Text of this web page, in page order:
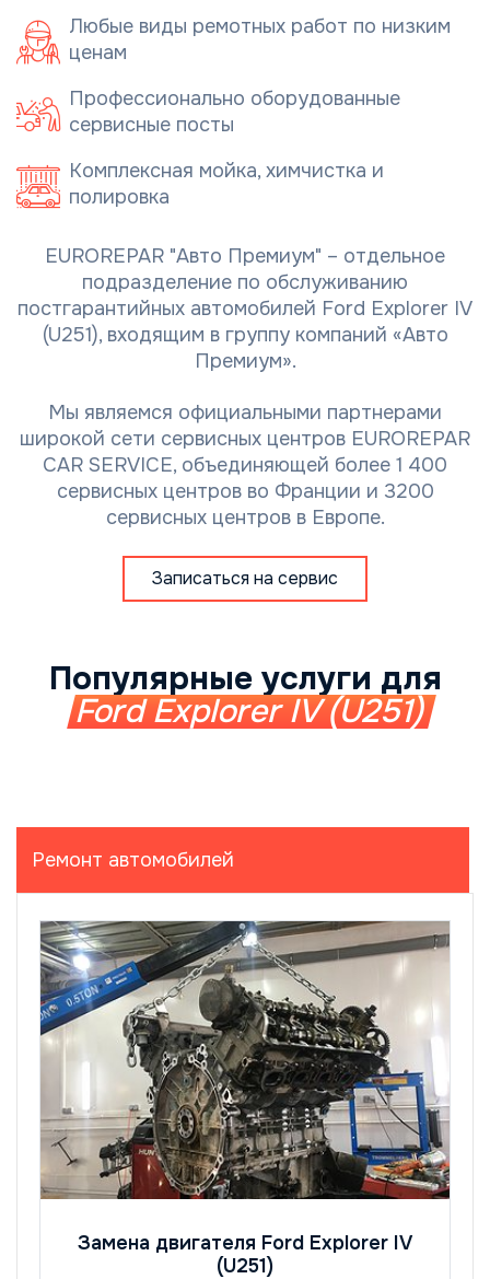
Любые виды ремотных работ по низким
ценам
Профессионально оборудованные
сервисные посты
Комплексная мойка, химчистка и
полировка
EUROREPAR "Авто Премиум" – отдельное
подразделение по обслуживанию
постгарантийных автомобилей Ford Explorer IV
(U251), входящим в группу компаний «Авто
Премиум».
Мы являемся официальными партнерами
широкой сети сервисных центров EUROREPAR
CAR SERVICE, объединяющей более 1 400
сервисных центров во Франции и 3200
сервисных центров в Европе.
Записаться на сервис
Популярные услуги для
Ford Explorer IV (U251)
Ремонт автомобилей
Замена двигателя Ford Explorer IV
(U251)